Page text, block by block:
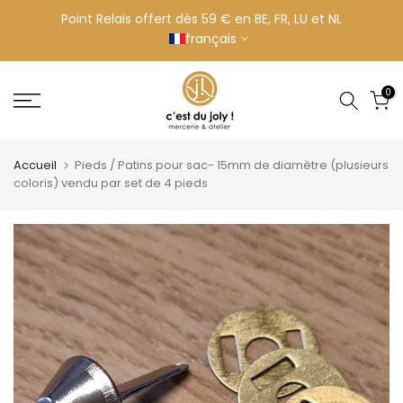
contenu
Point Relais offert dès 59 € en BE, FR, LU et NL
français
0
Accueil
Pieds / Patins pour sac- 15mm de diamètre (plusieurs
coloris) vendu par set de 4 pieds